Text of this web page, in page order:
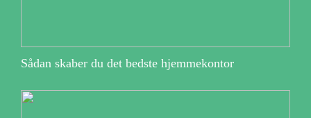
Sådan skaber du det bedste hjemmekontor